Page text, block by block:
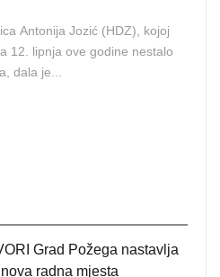
Antonija Jozić (HDZ), kojoj
12. lipnja ove godine nestalo
dala je...